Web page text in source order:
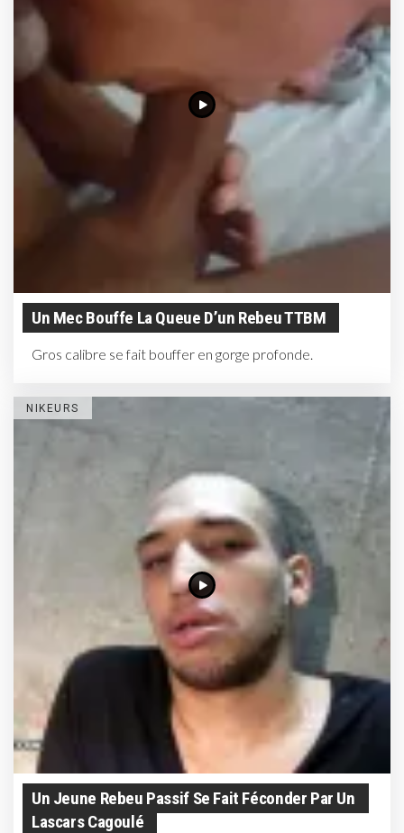
Un Mec Bouffe La Queue D’un Rebeu TTBM
Gros calibre se fait bouffer en gorge profonde.
NIKEURS
Un Jeune Rebeu Passif Se Fait Féconder Par Un
Lascars Cagoulé